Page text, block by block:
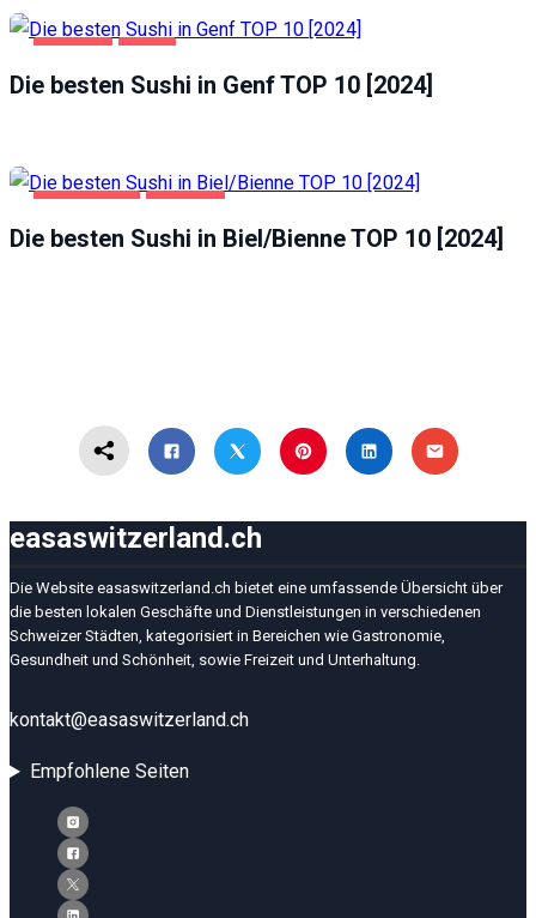
Die besten Sushi in Genf TOP 10 [2024]
Die besten Sushi in Biel/Bienne TOP 10 [2024]
easaswitzerland.ch
Die Website easaswitzerland.ch bietet eine umfassende Übersicht über
die besten lokalen Geschäfte und Dienstleistungen in verschiedenen
Schweizer Städten, kategorisiert in Bereichen wie Gastronomie,
Gesundheit und Schönheit, sowie Freizeit und Unterhaltung.
kontakt@easaswitzerland.ch
Empfohlene Seiten